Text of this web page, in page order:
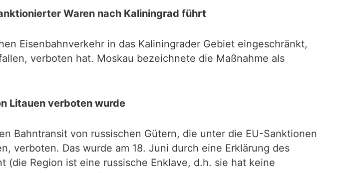
Waren nach Kaliningrad führt
Eisenbahnverkehr in das Kaliningrader Gebiet eingeschränkt,
verboten hat. Moskau bezeichnete die Maßnahme als
Litauen verboten wurde
Bahntransit von russischen Gütern, die unter die EU-Sanktionen
verboten. Das wurde am 18. Juni durch eine Erklärung des
(die Region ist eine russische Enklave, d.h. sie hat keine